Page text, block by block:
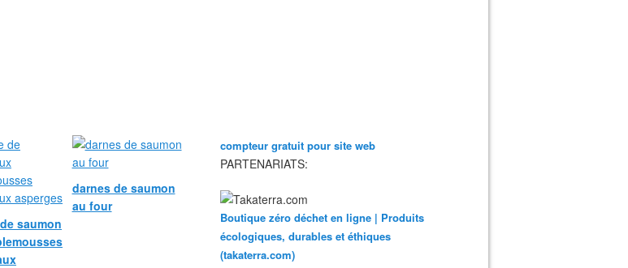
saumon
darnes de saumon
au four
compteur gratuit pour site web
PARTENARIATS:
Boutique zéro déchet en ligne | Produits
écologiques, durables et éthiques
(takaterra.com)